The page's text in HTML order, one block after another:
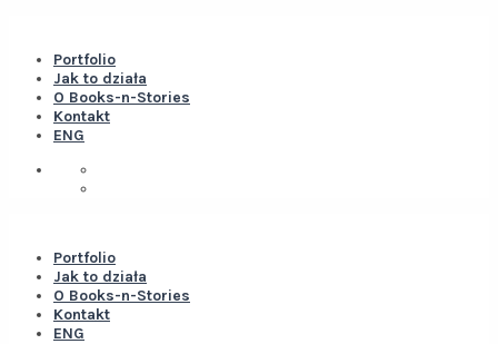
Portfolio
Jak to działa
O Books-n-Stories
Kontakt
ENG
Portfolio
Jak to działa
O Books-n-Stories
Kontakt
ENG